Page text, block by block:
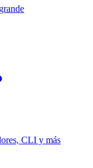
CLI y más